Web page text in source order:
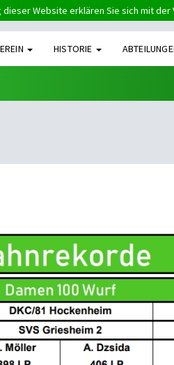
Website erklären Sie sich mit
HISTORIE